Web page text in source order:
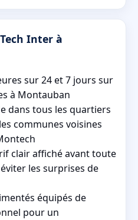
Inter à
sur 24 et 7 jours sur
à Montauban
dans tous les quartiers
communes voisines
clair affiché avant toute
les surprises de
équipés de
pour un